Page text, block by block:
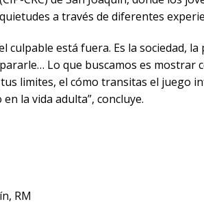
a través de diferentes
culpable está fuera. Es la sociedad,
Lo que buscamos es mostrar
limites, el cómo transitas el juego
la vida adulta”, concluye.
RM